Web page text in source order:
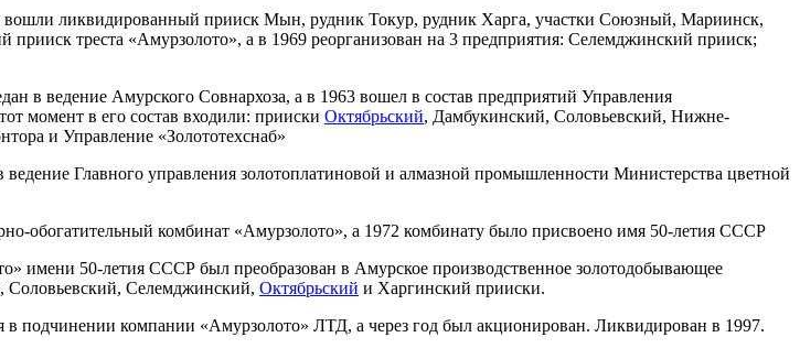
вошли ликвидированный прииск Мын, рудник Токур, рудник Харга, участки Союзный, Мариинск,
треста «Амурзолото», а в 1969 реорганизован на 3 предприятия: Селемджинский прииск;
в ведение Амурского Совнархоза, а в 1963 вошел в состав предприятий Управления
момент в его состав входили: прииски Октябрьский, Дамбукинский, Соловьевский, Нижне-
и Управление «Золототехснаб»
Главного управления золотоплатиновой и алмазной промышленности Министерства цветной
обогатительный комбинат «Амурзолото», а 1972 комбинату было присвоено имя 50-летия СССР
имени 50-летия СССР был преобразован в Амурское производственное золотодобывающее
Соловьевский, Селемджинский, Октябрьский и Харгинский прииски.
компании «Амурзолото» ЛТД, а через год был акционирован. Ликвидирован в 1997.